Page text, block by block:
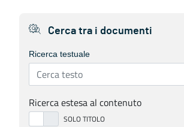
Cerca tra i documenti
Ricerca testuale
Ricerca estesa al contenuto